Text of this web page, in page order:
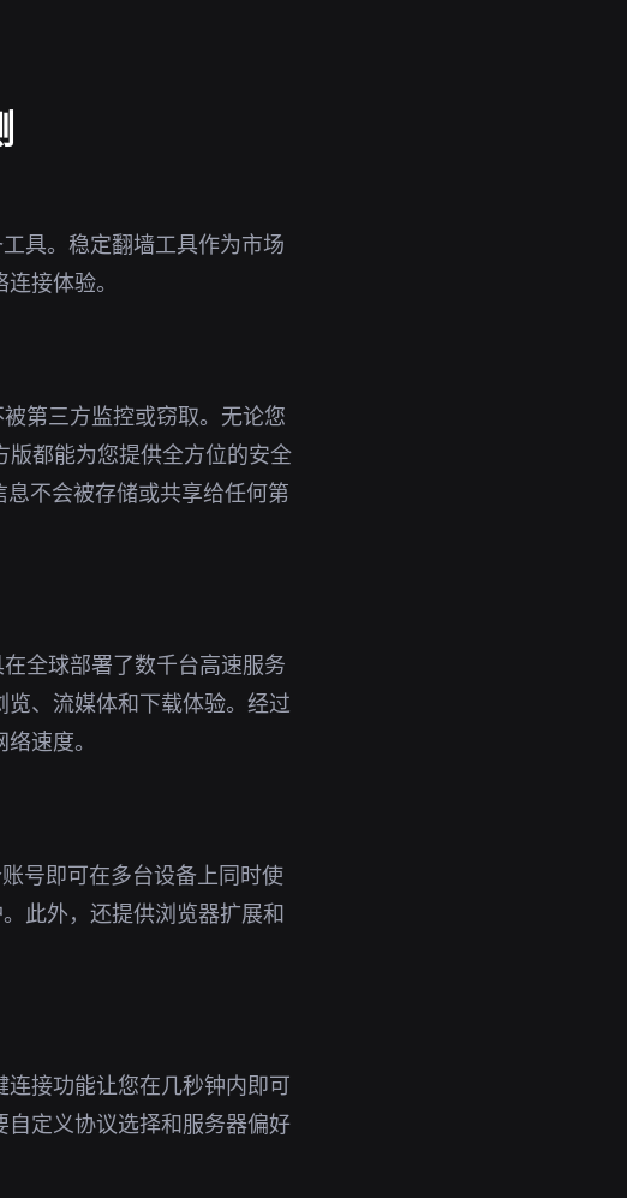
具。稳定翻墙工具作为市场
接体验。
第三方监控或窃取。无论您
都能为您提供全方位的安全
不会被存储或共享给任何第
全球部署了数千台高速服务
、流媒体和下载体验。经过
速度。
号即可在多台设备上同时使
此外，还提供浏览器扩展和
接功能让您在几秒钟内即可
定义协议选择和服务器偏好